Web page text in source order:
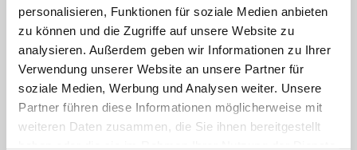
personalisieren, Funktionen für soziale Medien anbieten
zu können und die Zugriffe auf unsere Website zu
analysieren. Außerdem geben wir Informationen zu Ihrer
Verwendung unserer Website an unsere Partner für
soziale Medien, Werbung und Analysen weiter. Unsere
Partner führen diese Informationen möglicherweise mit
weiteren Daten zusammen, die Sie ihnen bereitgestellt
haben oder die sie im Rahmen Ihrer Nutzung der Dienste
155,50 kWh / (m²*a)
Endenergiebedarf